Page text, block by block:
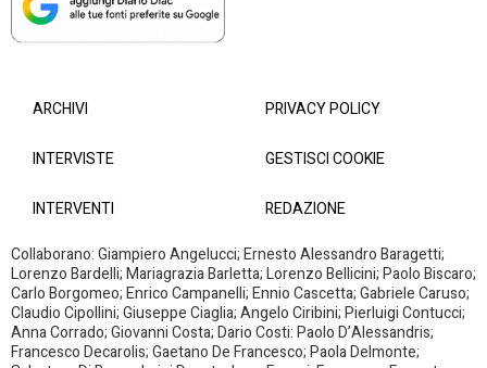
ARCHIVI
INTERVISTE
INTERVENTI
PRIVACY POLICY
GESTISCI COOKIE
REDAZIONE
Collaborano: Giampiero Angelucci; Ernesto Alessandro Baragetti;
Lorenzo Bardelli; Mariagrazia Barletta; Lorenzo Bellicini; Paolo Biscaro;
Carlo Borgomeo; Enrico Campanelli; Ennio Cascetta; Gabriele Caruso;
Claudio Cipollini; Giuseppe Ciaglia; Angelo Ciribini; Pierluigi Contucci;
Anna Corrado; Giovanni Costa; Dario Costi: Paolo D’Alessandris;
Francesco Decarolis; Gaetano De Francesco; Paola Delmonte;